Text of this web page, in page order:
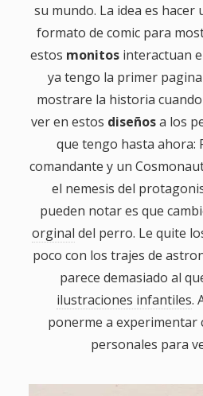
su mundo. La idea es
formato de comic para
estos monitosinteractuan
ya tengo la primer
mostrare la historia
ver en estos diseñosa los
que tengo hasta ahora:
comandante y un
el nemesis del
pueden notar es que
orginal del perro. Le quite
poco con los trajes de
parece demasiado al
ilustraciones infantiles.
ponerme a experimentar
personales para